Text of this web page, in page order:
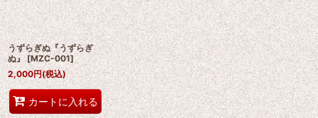
うずらぎぬ『うずらぎ
ぬ』 [MZC-001]
2,000円(税込)
カートに入れる